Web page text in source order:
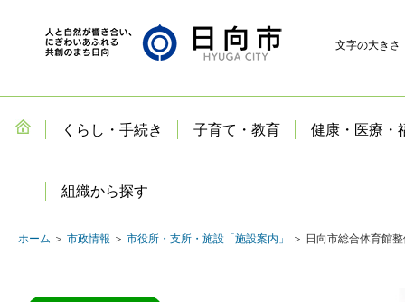
文字の大きさ
くらし・手続き 子育て・教育 健康・医療・
組織から探す
ホーム ＞ 市政情報 ＞ 市役所・支所・施設「施設案内」 ＞ 日向市総合体育館